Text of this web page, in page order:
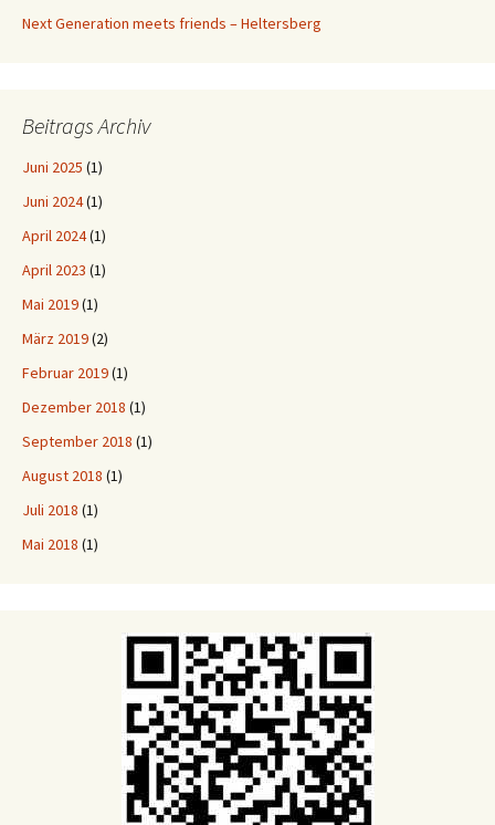
Next Generation meets friends – Heltersberg
Beitrags Archiv
Juni 2025 (1)
Juni 2024(1)
April 2024(1)
April 2023 (1)
Mai 2019(1)
März 2019(2)
Februar 2019(1)
Dezember 2018 (1)
September 2018 (1)
August 2018 (1)
Juli 2018 (1)
Mai 2018 (1)